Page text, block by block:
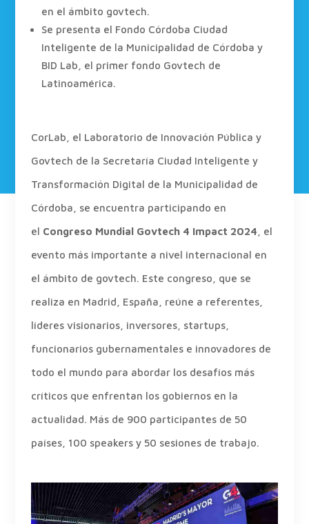
en el ámbito govtech.
Se presenta el Fondo Córdoba Ciudad
Inteligente de la Municipalidad de Córdoba y
BID Lab, el primer fondo Govtech de
Latinoamérica.
CorLab, el Laboratorio de Innovación Pública y
Govtech de la Secretaría Ciudad Inteligente y
Transformación Digital de la Municipalidad de
Córdoba, se encuentra participando en
el Congreso Mundial Govtech 4 Impact 2024, el
evento más importante a nivel internacional en
el ámbito de govtech. Este congreso, que se
realiza en Madrid, España, reúne a referentes,
líderes visionarios, inversores, startups,
funcionarios gubernamentales e innovadores de
todo el mundo para abordar los desafíos más
críticos que enfrentan los gobiernos en la
actualidad. Más de 900 participantes de 50
países, 100 speakers y 50 sesiones de trabajo.